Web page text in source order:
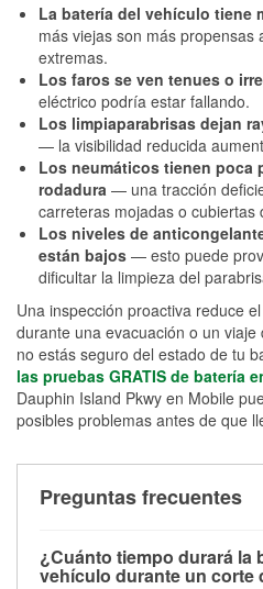
La batería del vehículo tiene
más viejas son más propensas
extremas.
Los faros se ven tenues o
eléctrico podría estar fallando.
Los limpiaparabrisas dejan
— la visibilidad reducida
Los neumáticos tienen poca
rodadura — una tracción
carreteras mojadas o cubiertas
Los niveles de
están bajos — esto puede
dificultar la limpieza del
Una inspección proactiva reduce
durante una evacuación o un
no estás seguro del estado de tu
las pruebas GRATIS de batería
Dauphin Island Pkwy en Mobile
posibles problemas antes de que
Preguntas frecuentes
¿Cuánto tiempo durará la
vehículo durante un corte